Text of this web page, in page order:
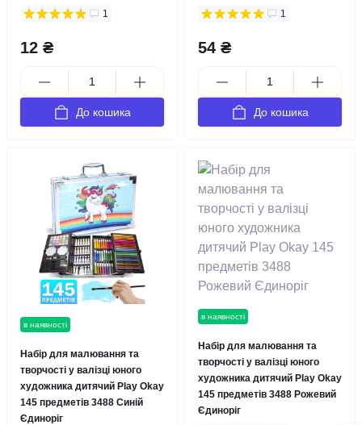
1
12 ₴
До кошика
1
54 ₴
До кошика
в наявності
Набір для малювання та
творчості у валізці юного
художника дитячий Play Okay
145 предметів 3488 Синій
Єдиноріг
в наявності
Набір для малювання та
творчості у валізці юного
художника дитячий Play Okay
145 предметів 3488 Рожевий
Єдиноріг